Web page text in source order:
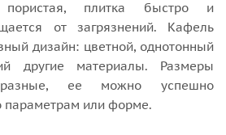
плитка быстро и
от загрязнений. Кафель
дизайн: цветной, однотонный
другие материалы. Размеры
ее можно успешно
параметрам или форме.